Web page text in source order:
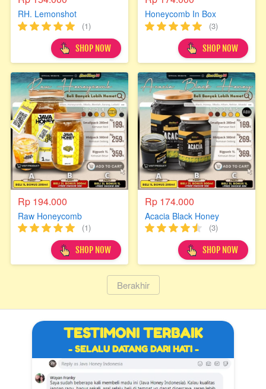
RH. Lemonshot
(1)
` SHOP NOW
Honeycomb In Box
(3)
` SHOP NOW
Rp 194.000
Raw Honeycomb
(1)
` SHOP NOW
Rp 174.000
Acacia Black Honey
(3)
` SHOP NOW
`Berakhir
TESTIMONI TERBAIK
- SELALU DATANG DARI HATI -